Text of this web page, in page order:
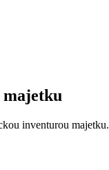
inventurou